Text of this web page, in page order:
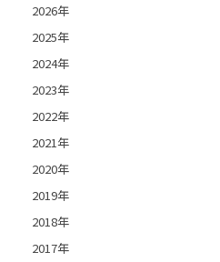
2026年
2025年
2024年
2023年
2022年
2021年
2020年
2019年
2018年
2017年